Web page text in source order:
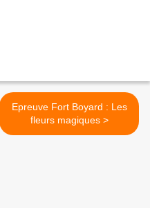
Epreuve Fort Boyard : Les
fleurs magiques >